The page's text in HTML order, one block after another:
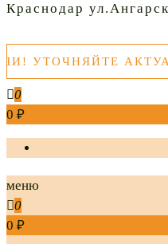
Краснодар
0
0 ₽
меню
0
0 ₽